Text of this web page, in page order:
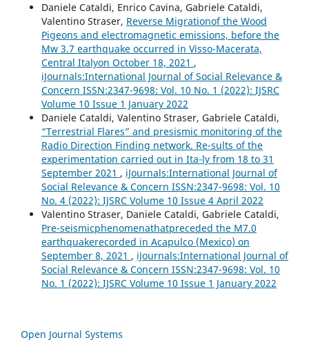
Daniele Cataldi, Enrico Cavina, Gabriele Cataldi,
Valentino Straser, Reverse Migrationof the Wood
Pigeons and electromagnetic emissions, before the
Mw 3.7 earthquake occurred in Visso-Macerata,
Central Italyon October 18, 2021 ,
iJournals:International Journal of Social Relevance &
Concern ISSN:2347-9698: Vol. 10 No. 1 (2022): IJSRC
Volume 10 Issue 1 January 2022
Daniele Cataldi, Valentino Straser, Gabriele Cataldi,
“Terrestrial Flares” and presismic monitoring of the
Radio Direction Finding network. Re-sults of the
experimentation carried out in Ita-ly from 18 to 31
September 2021 , iJournals:International Journal of
Social Relevance & Concern ISSN:2347-9698: Vol. 10
No. 4 (2022): IJSRC Volume 10 Issue 4 April 2022
Valentino Straser, Daniele Cataldi, Gabriele Cataldi,
Pre-seismicphenomenathatpreceded the M7.0
earthquakerecorded in Acapulco (Mexico) on
September 8, 2021 , iJournals:International Journal of
Social Relevance & Concern ISSN:2347-9698: Vol. 10
No. 1 (2022): IJSRC Volume 10 Issue 1 January 2022
Open Journal Systems